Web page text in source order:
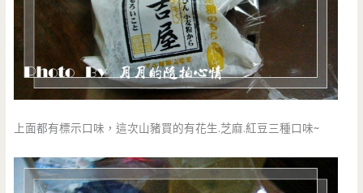
上面都有標示口味，這次山豬買的有花生.芝麻.紅豆三種口味~